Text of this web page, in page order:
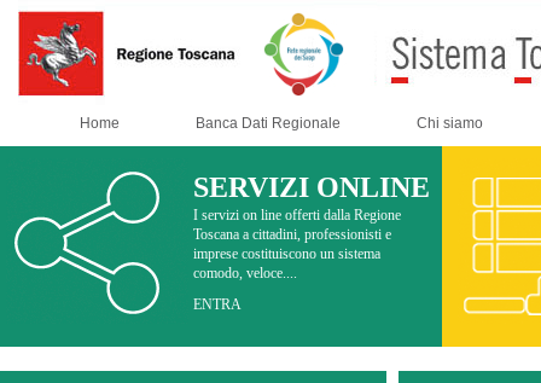
Home Banca Dati Regionale Chi siamo
SERVIZI ONLINE
I servizi on line offerti dalla Regione
Toscana a cittadini, professionisti e
imprese costituiscono un sistema
comodo, veloce....
ENTRA